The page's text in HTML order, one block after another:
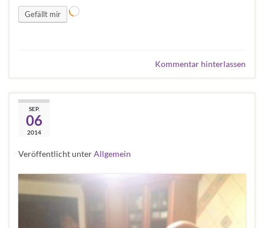
Gefällt mir
Kommentar hinterlassen
SEP.
06
2014
Veröffentlicht unterAllgemein